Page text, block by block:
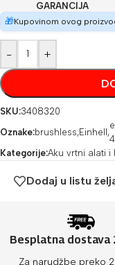
GARANCIJA
🎁Kupovinom ovog
- +
SKU:3408320
Oznake:brushless,Einhell ,
4
Kategorije:Aku vrtni alati i
Dodaj u listu
Besplatna dostava
Za narudžbe preko